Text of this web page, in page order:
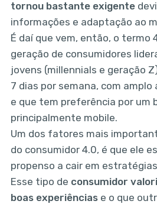
tornou bastante exigente
informações e adaptação ao
É daí que vem, então, o termo
geração de consumidores
jovens (millennials e geração
7 dias por semana, com
e que tem preferência por um
principalmente mobile.
Um dos fatores mais
do consumidor 4.0, é que ele
propenso a cair em
Esse tipo de consumidor
boas experiênciase o que